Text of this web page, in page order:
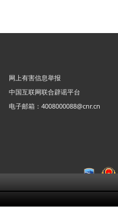
网上有害信息举报
中国互联网联合辟谣平台
电子邮箱：4008000088@cnr.cn